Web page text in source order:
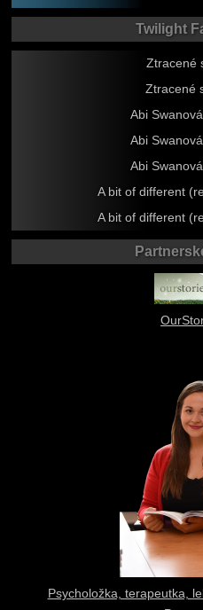
Twilight
Ztracené
Ztracené
Abi
Abi
Abi
A bit of different
A bit of different
Psycholožka, terapeutka,